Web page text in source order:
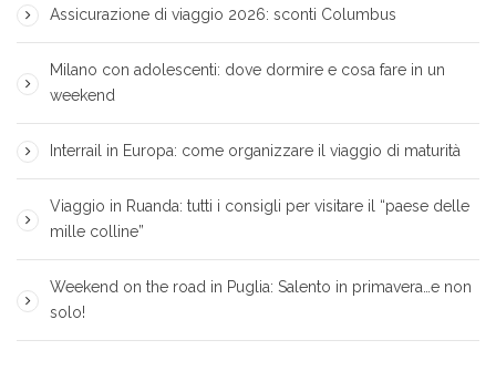
Assicurazione di viaggio 2026: sconti Columbus
Milano con adolescenti: dove dormire e cosa fare in un
weekend
Interrail in Europa: come organizzare il viaggio di maturità
Viaggio in Ruanda: tutti i consigli per visitare il “paese delle
mille colline”
Weekend on the road in Puglia: Salento in primavera…e non
solo!